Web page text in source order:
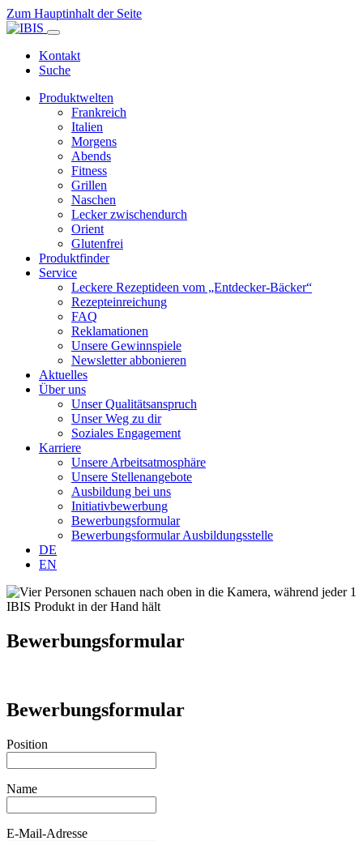
Zum Hauptinhalt der Seite
Kontakt
Suche
Produktwelten
Frankreich
Italien
Morgens
Abends
Fitness
Grillen
Naschen
Lecker zwischendurch
Orient
Glutenfrei
Produktfinder
Service
Leckere Rezeptideen vom „Entdecker-Bäcker“
Rezepteinreichung
FAQ
Reklamationen
Unsere Gewinnspiele
Newsletter abbonieren
Aktuelles
Über uns
Unser Qualitätsanspruch
Unser Weg zu dir
Soziales Engagement
Karriere
Unsere Arbeitsatmosphäre
Unsere Stellenangebote
Ausbildung bei uns
Initiativbewerbung
Bewerbungsformular
Bewerbungsformular Ausbildungsstelle
DE
EN
Bewerbungsformular
Bewerbungsformular
Position
Name
E-Mail-Adresse